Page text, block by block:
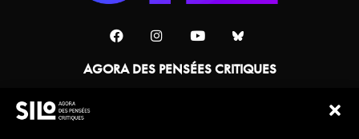
AGORA DES PENSÉES CRITIQUES